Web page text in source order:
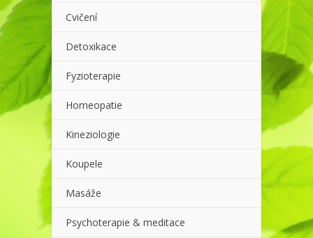
Cvičení
Detoxikace
Fyzioterapie
Homeopatie
Kineziologie
Koupele
Masáže
Psychoterapie & meditace